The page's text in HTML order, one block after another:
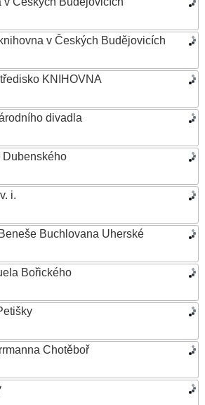
v Českých Budějovicích
KNIHOVNA
divadla
Dubenského
i.
Buchlovana Uherské
Bořického
Chotěboř